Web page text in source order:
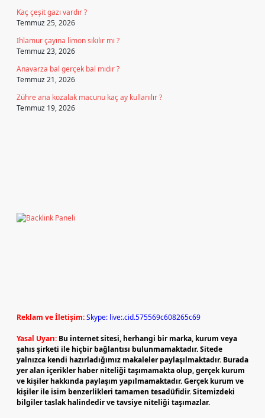
Kaç çeşit gazı vardır ?
Temmuz 25, 2026
Ihlamur çayına limon sıkılır mı ?
Temmuz 23, 2026
Anavarza bal gerçek bal mıdır ?
Temmuz 21, 2026
Zühre ana kozalak macunu kaç ay kullanılır ?
Temmuz 19, 2026
Reklam ve İletişim:Skype: live:.cid.575569c608265c69
Yasal Uyarı: Bu internet sitesi, herhangi bir marka, kurum veya
şahıs şirketi ile hiçbir bağlantısı bulunmamaktadır. Sitede
yalnızca kendi hazırladığımız makaleler paylaşılmaktadır. Burada
yer alan içerikler haber niteliği taşımamakta olup, gerçek kurum
ve kişiler hakkında paylaşım yapılmamaktadır. Gerçek kurum ve
kişiler ile isim benzerlikleri tamamen tesadüfidir. Sitemizdeki
bilgiler taslak halindedir ve tavsiye niteliği taşımazlar.